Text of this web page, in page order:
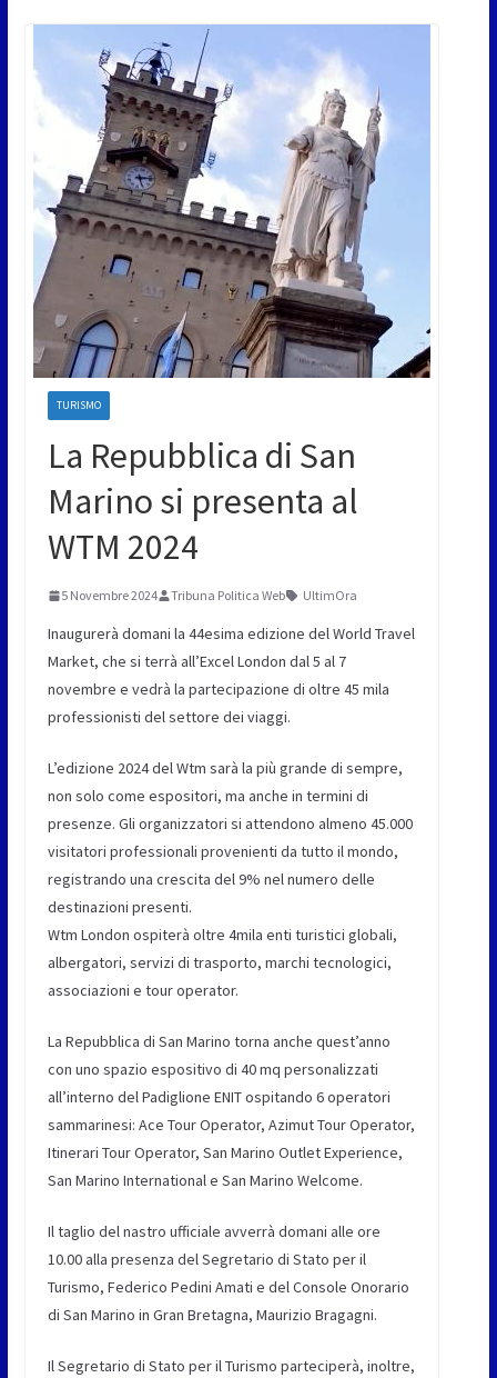
TURISMO
La Repubblica di San
Marino si presenta al
WTM 2024
5 Novembre 2024 Tribuna Politica Web UltimOra
Inaugurerà domani la 44esima edizione del World Travel
Market, che si terrà all’Excel London dal 5 al 7
novembre e vedrà la partecipazione di oltre 45 mila
professionisti del settore dei viaggi.
L’edizione 2024 del Wtm sarà la più grande di sempre,
non solo come espositori, ma anche in termini di
presenze. Gli organizzatori si attendono almeno 45.000
visitatori professionali provenienti da tutto il mondo,
registrando una crescita del 9% nel numero delle
destinazioni presenti.
Wtm London ospiterà oltre 4mila enti turistici globali,
albergatori, servizi di trasporto, marchi tecnologici,
associazioni e tour operator.
La Repubblica di San Marino torna anche quest’anno
con uno spazio espositivo di 40 mq personalizzati
all’interno del Padiglione ENIT ospitando 6 operatori
sammarinesi: Ace Tour Operator, Azimut Tour Operator,
Itinerari Tour Operator, San Marino Outlet Experience,
San Marino International e San Marino Welcome.
Il taglio del nastro ufficiale avverrà domani alle ore
10.00 alla presenza del Segretario di Stato per il
Turismo, Federico Pedini Amati e del Console Onorario
di San Marino in Gran Bretagna, Maurizio Bragagni.
Il Segretario di Stato per il Turismo parteciperà, inoltre,